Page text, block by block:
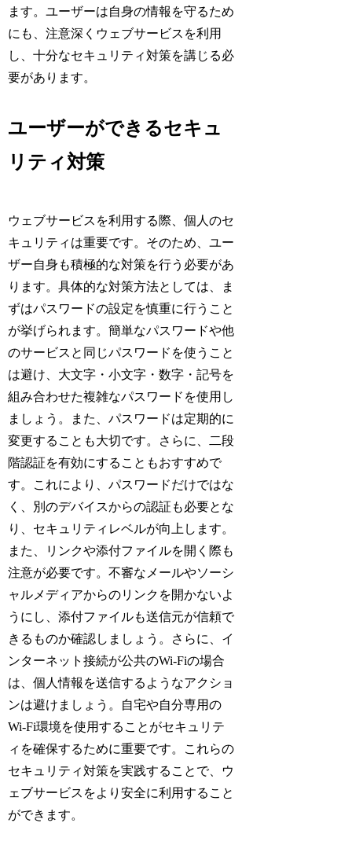
ます。ユーザーは自身の情報を守るため
にも、注意深くウェブサービスを利用
し、十分なセキュリティ対策を講じる必
要があります。
ユーザーができるセキュ
リティ対策
ウェブサービスを利用する際、個人のセ
キュリティは重要です。そのため、ユー
ザー自身も積極的な対策を行う必要があ
ります。具体的な対策方法としては、ま
ずはパスワードの設定を慎重に行うこと
が挙げられます。簡単なパスワードや他
のサービスと同じパスワードを使うこと
は避け、大文字・小文字・数字・記号を
組み合わせた複雑なパスワードを使用し
ましょう。また、パスワードは定期的に
変更することも大切です。さらに、二段
階認証を有効にすることもおすすめで
す。これにより、パスワードだけではな
く、別のデバイスからの認証も必要とな
り、セキュリティレベルが向上します。
また、リンクや添付ファイルを開く際も
注意が必要です。不審なメールやソーシ
ャルメディアからのリンクを開かないよ
うにし、添付ファイルも送信元が信頼で
きるものか確認しましょう。さらに、イ
ンターネット接続が公共のWi-Fiの場合
は、個人情報を送信するようなアクショ
ンは避けましょう。自宅や自分専用の
Wi-Fi環境を使用することがセキュリテ
ィを確保するために重要です。これらの
セキュリティ対策を実践することで、ウ
ェブサービスをより安全に利用すること
ができます。